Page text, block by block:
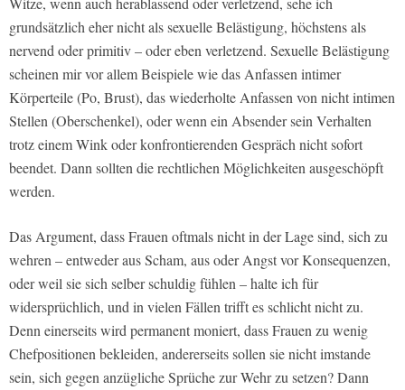
grundsätzlich eher nicht als sexuelle Belästigung, höchstens als
nervend oder primitiv – oder eben verletzend. Sexuelle Belästigung
scheinen mir vor allem Beispiele wie das Anfassen intimer
Körperteile (Po, Brust), das wiederholte Anfassen von nicht intimen
Stellen (Oberschenkel), oder wenn ein Absender sein Verhalten
trotz einem Wink oder konfrontierenden Gespräch nicht sofort
beendet. Dann sollten die rechtlichen Möglichkeiten ausgeschöpft
werden.
Das Argument, dass Frauen oftmals nicht in der Lage sind, sich zu
wehren – entweder aus Scham, aus oder Angst vor Konsequenzen,
oder weil sie sich selber schuldig fühlen – halte ich für
widersprüchlich, und in vielen Fällen trifft es schlicht nicht zu.
Denn einerseits wird permanent moniert, dass Frauen zu wenig
Chefpositionen bekleiden, andererseits sollen sie nicht imstande
sein, sich gegen anzügliche Sprüche zur Wehr zu setzen? Dann